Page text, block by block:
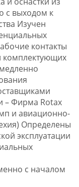
с выходом к
Изучен
контакты
комплектующих
– Фирма Rotax
и авиационно-
Определены
эксплуатации
с началом